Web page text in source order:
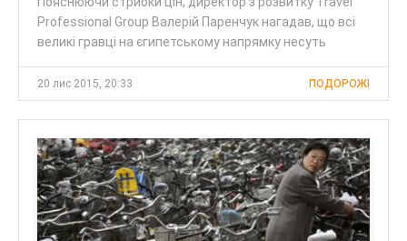
Professional Group Валерій Паренчук нагадав, що всі
великі гравці на єгипетському напрямку несуть
20 лис 2015, 20:33 ПОДОРОЖІ